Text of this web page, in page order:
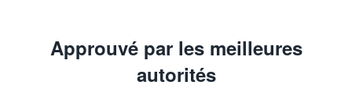
Approuvé par les meilleures
autorités